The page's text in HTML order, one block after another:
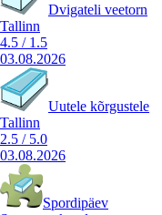
Dvigateli veetorn
Tallinn
4.5 / 1.5
03.08.2026
Uutele kõrgustele
Tallinn
2.5 / 5.0
03.08.2026
Spordipäev